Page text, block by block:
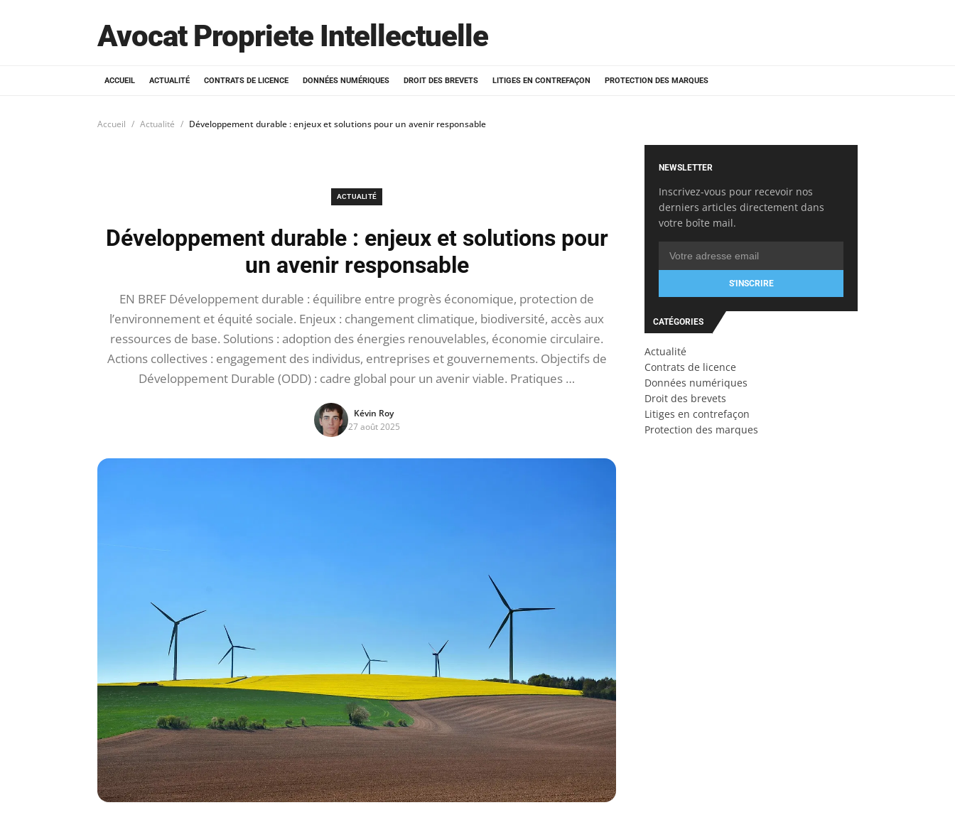
Avocat Propriete Intellectuelle
ACCUEIL ACTUALITÉ CONTRATS DE LICENCE DONNÉES NUMÉRIQUES DROIT DES BREVETS LITIGES EN CONTREFAÇON PROTECTION DES MARQUES
Accueil Actualité Développement durable : enjeux et solutions pour un avenir responsable
ACTUALITÉ
Développement durable : enjeux et solutions pour
un avenir responsable
EN BREF Développement durable : équilibre entre progrès économique, protection de
l’environnement et équité sociale. Enjeux : changement climatique, biodiversité, accès aux
ressources de base. Solutions : adoption des énergies renouvelables, économie circulaire.
Actions collectives : engagement des individus, entreprises et gouvernements. Objectifs de
Développement Durable (ODD) : cadre global pour un avenir viable. Pratiques …
Kévin Roy
27 août 2025
NEWSLETTER
Inscrivez-vous pour recevoir nos
derniers articles directement dans
votre boîte mail.
S'INSCRIRE
CATÉGORIES
Actualité
Contrats de licence
Données numériques
Droit des brevets
Litiges en contrefaçon
Protection des marques